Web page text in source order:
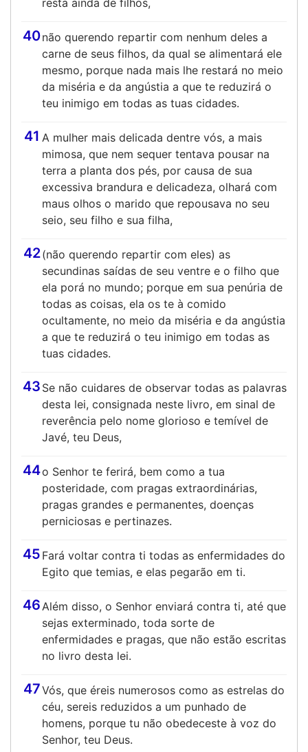
resta ainda de filhos,
40não querendo repartir com nenhum deles a
carne de seus filhos, da qual se alimentará ele
mesmo, porque nada mais lhe restará no meio
da miséria e da angústia a que te reduzirá o
teu inimigo em todas as tuas cidades.
41 A mulher mais delicada dentre vós, a mais
mimosa, que nem sequer tentava pousar na
terra a planta dos pés, por causa de sua
excessiva brandura e delicadeza, olhará com
maus olhos o marido que repousava no seu
seio, seu filho e sua filha,
42(não querendo repartir com eles) as
secundinas saídas de seu ventre e o filho que
ela porá no mundo; porque em sua penúria de
todas as coisas, ela os te à comido
ocultamente, no meio da miséria e da angústia
a que te reduzirá o teu inimigo em todas as
tuas cidades.
43 Se não cuidares de observar todas as palavras
desta lei, consignada neste livro, em sinal de
reverência pelo nome glorioso e temível de
Javé, teu Deus,
44o Senhor te ferirá, bem como a tua
posteridade, com pragas extraordinárias,
pragas grandes e permanentes, doenças
perniciosas e pertinazes.
45 Fará voltar contra ti todas as enfermidades do
Egito que temias, e elas pegarão em ti.
46Além disso, o Senhor enviará contra ti, até que
sejas exterminado, toda sorte de
enfermidades e pragas, que não estão escritas
no livro desta lei.
47Vós, que éreis numerosos como as estrelas do
céu, sereis reduzidos a um punhado de
homens, porque tu não obedeceste à voz do
Senhor, teu Deus.